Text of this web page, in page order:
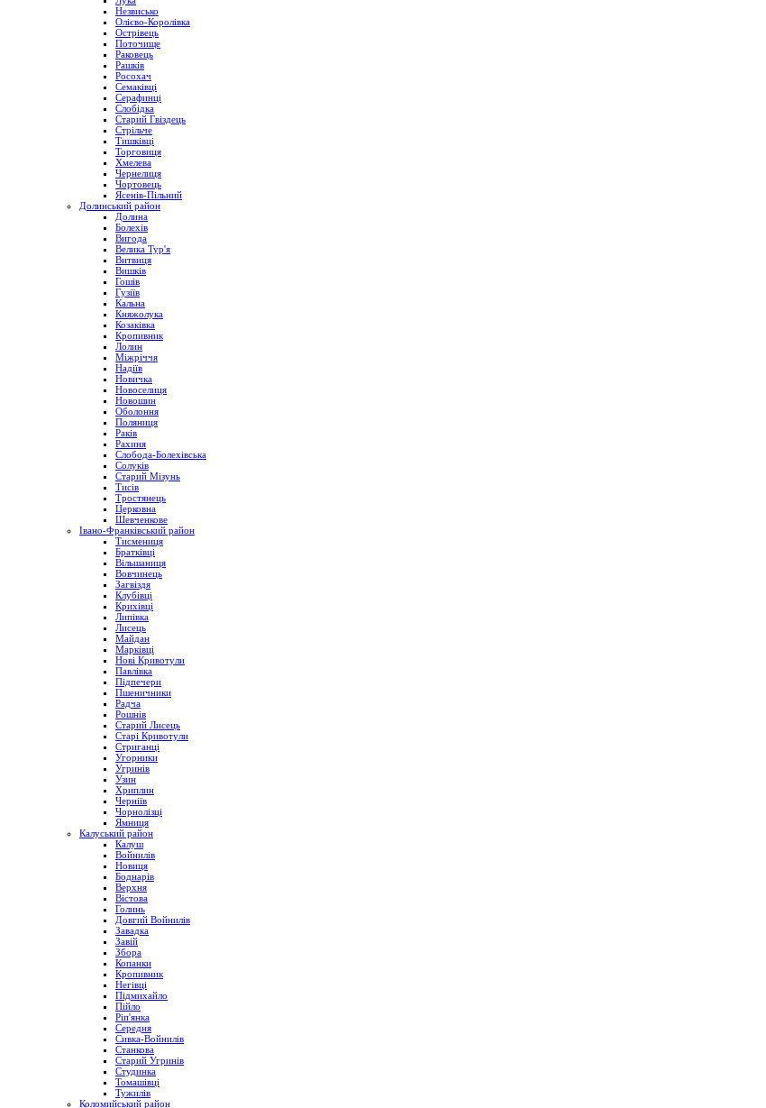
Незвисько
Олієво-Королівка
Острівець
Поточище
Раковець
Рашків
Росохач
Семаківці
Серафинці
Слобідка
Старий Гвіздець
Стрільче
Тишківці
Торговиця
Хмелева
Чернелиця
Чортовець
Ясенів-Пільний
Долинський район
Долина
Болехів
Вигода
Велика Тур'я
Витвиця
Вишків
Гошів
Гузіїв
Кальна
Княжолука
Козаківка
Кропивник
Лолин
Міжріччя
Надіїв
Новичка
Новоселиця
Новошин
Оболоння
Поляниця
Раків
Рахиня
Слобода-Болехівська
Солуків
Старий Мізунь
Тисів
Тростянець
Церковна
Шевченкове
Івано-Франківський район
Тисмениця
Братківці
Вільшаниця
Вовчинець
Загвіздя
Клубівці
Крихівці
Липівка
Лисець
Майдан
Марківці
Нові Кривотули
Павлівка
Підпечери
Пшеничники
Радча
Рошнів
Старий Лисець
Старі Кривотули
Стриганці
Угорники
Угринів
Узин
Хриплин
Черніїв
Чорнолізці
Ямниця
Калуський район
Калуш
Войнилів
Новиця
Боднарів
Верхня
Вістова
Голинь
Довгий Войнилів
Завадка
Завій
Збора
Копанки
Кропивник
Негівці
Підмихайло
Пійло
Ріп'янка
Середня
Сивка-Войнилів
Станкова
Старий Угринів
Студинка
Томашівці
Тужилів
Коломийський район